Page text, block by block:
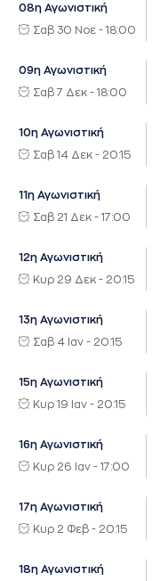
08η Αγωνιστική
Σαβ 30 Νοε - 18:00
09η Αγωνιστική
Σαβ 7 Δεκ - 18:00
10η Αγωνιστική
Σαβ 14 Δεκ - 20:15
11η Αγωνιστική
Σαβ 21 Δεκ - 17:00
12η Αγωνιστική
Κυρ 29 Δεκ - 20:15
13η Αγωνιστική
Σαβ 4 Ιαν - 20:15
15η Αγωνιστική
Κυρ 19 Ιαν - 20:15
16η Αγωνιστική
Κυρ 26 Ιαν - 17:00
17η Αγωνιστική
Κυρ 2 Φεβ - 20:15
18η Αγωνιστική